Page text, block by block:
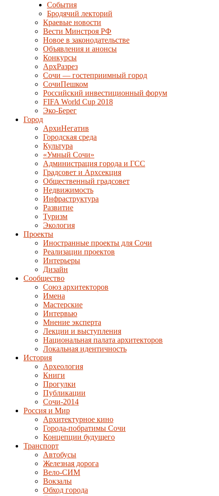
События
Бродячий лекторий
Краевые новости
Вести Минстроя РФ
Новое в законодательстве
Объявления и анонсы
Конкурсы
АрхРазрез
Сочи — гостеприимный город
СочиПешком
Российский инвестиционный форум
FIFA World Cup 2018
Эко-Берег
Город
АрхиНегатив
Городская среда
Культура
«Умный Сочи»
Администрация города и ГСС
Градсовет и Архсекция
Общественный градсовет
Недвижимость
Инфраструктура
Развитие
Туризм
Экология
Проекты
Иностранные проекты для Сочи
Реализации проектов
Интерьеры
Дизайн
Сообщество
Союз архитекторов
Имена
Мастерские
Интервью
Мнение эксперта
Лекции и выступления
Национальная палата архитекторов
Локальная идентичность
История
Археология
Книги
Прогулки
Публикации
Сочи-2014
Россия и Мир
Архитектурное кино
Города-побратимы Сочи
Концепции будущего
Транспорт
Автобусы
Железная дорога
Вело-СИМ
Вокзалы
Обход города